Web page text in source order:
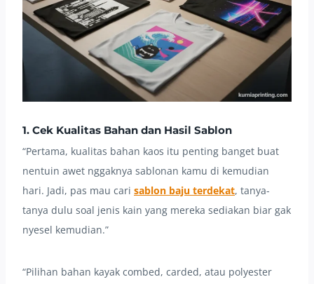
1. Cek Kualitas Bahan dan Hasil Sablon
“Pertama, kualitas bahan kaos itu penting banget buat
nentuin awet nggaknya sablonan kamu di kemudian
hari. Jadi, pas mau cari sablon baju terdekat, tanya-
tanya dulu soal jenis kain yang mereka sediakan biar gak
nyesel kemudian.”
“Pilihan bahan kayak combed, carded, atau polyester